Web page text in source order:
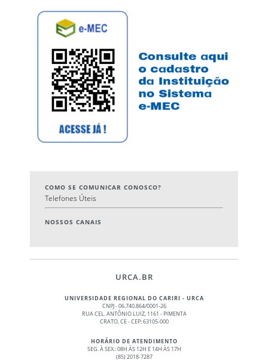
COMO SE COMUNICAR CONOSCO?
Telefones Úteis
NOSSOS CANAIS
URCA.BR
UNIVERSIDADE REGIONAL DO CARIRI - URCA
CNPJ - 06.740.864/0001-26
RUA CEL. ANTÔNIO LUIZ, 1161 - PIMENTA
CRATO, CE - CEP: 63105-000
HORÁRIO DE ATENDIMENTO
SEG. À SEX.: 08H ÀS 12H E 14H ÀS 17H
(85) 2018-7287